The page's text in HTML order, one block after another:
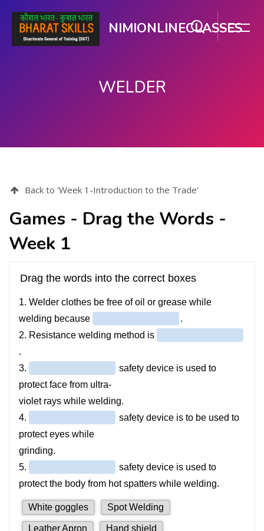
NIMIONLINECLASSES
WELDER
Back to 'Week 1-Introduction to the Trade'
Games - Drag the Words -
Week 1